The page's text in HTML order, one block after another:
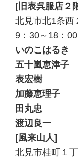
[旧表呉服店２
北見市北1条
9：30～18：00
いのこはるき
五十嵐恵津子
表宏樹
加藤恵理子
田丸忠
渡辺良一
[風来山人]
北見市桂町１